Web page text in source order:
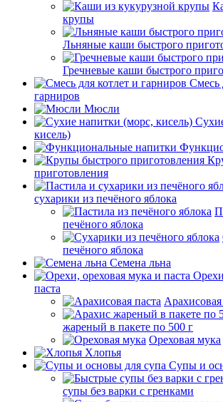
крупы
Льняные каши быстрого
Гречневые каши быстрого
Смесь
гарниров
Мюсли
кисель)
приготовления
сухарики из печёного яблока
печёного яблока
печёного яблока
Семена льна
паста
Арахисовая
жареный в пакете по 500 г
Ореховая мука
Хлопья
Супы и
супы без варки с гренками